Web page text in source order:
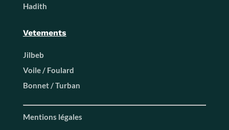
Hadith
Vetements
Jilbeb
Voile / Foulard
Bonnet / Turban
Mentions légales